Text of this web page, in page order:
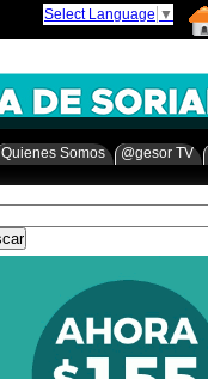
Select Language ▼
Quienes Somos @gesor TV